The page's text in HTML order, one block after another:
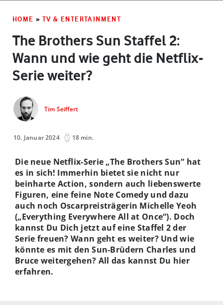
HOME » TV & ENTERTAINMENT
The Brothers Sun Staffel 2:
Wann und wie geht die Netflix-
Serie weiter?
Tim Seiffert
10. Januar 2024 18 min.
Die neue Netflix-Serie „The Brothers Sun“ hat
es in sich! Immerhin bietet sie nicht nur
beinharte Action, sondern auch liebenswerte
Figuren, eine feine Note Comedy und dazu
auch noch Oscarpreisträgerin Michelle Yeoh
(„Everything Everywhere All at Once“). Doch
kannst Du Dich jetzt auf eine Staffel 2 der
Serie freuen? Wann geht es weiter? Und wie
könnte es mit den Sun-Brüdern Charles und
Bruce weitergehen? All das kannst Du hier
erfahren.